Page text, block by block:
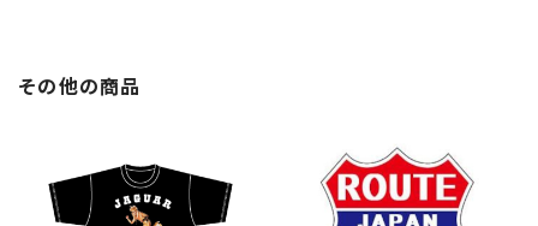
その他の商品